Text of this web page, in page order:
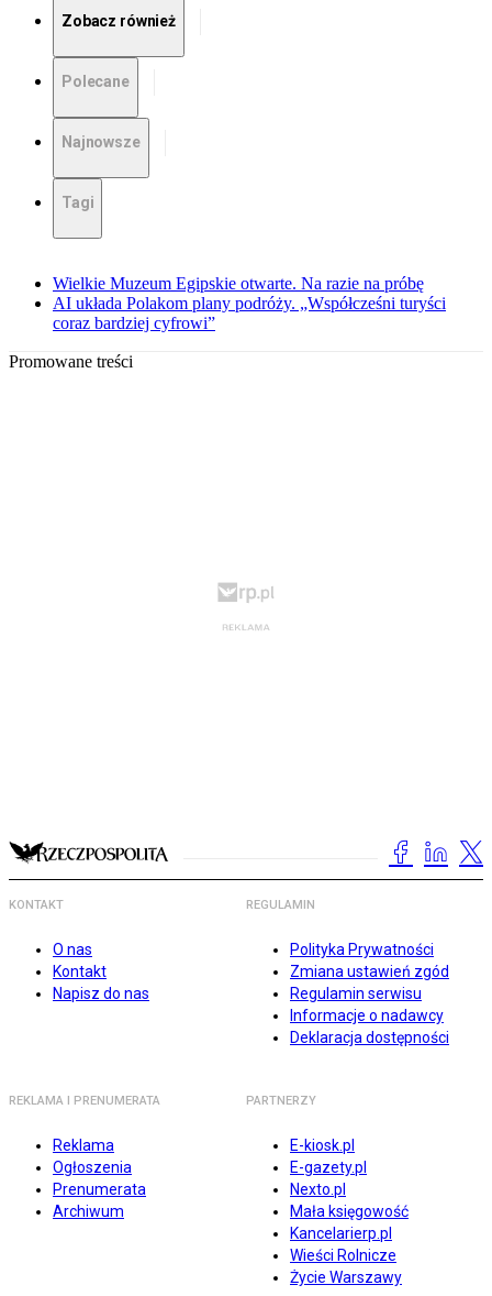
Zobacz również
Polecane
Najnowsze
Tagi
Wielkie Muzeum Egipskie otwarte. Na razie na próbę
AI układa Polakom plany podróży. „Współcześni turyści
coraz bardziej cyfrowi”
Promowane treści
KONTAKT
O nas
Kontakt
Napisz do nas
REGULAMIN
Polityka Prywatności
Zmiana ustawień zgód
Regulamin serwisu
Informacje o nadawcy
Deklaracja dostępności
REKLAMA I PRENUMERATA
Reklama
Ogłoszenia
Prenumerata
Archiwum
PARTNERZY
E-kiosk.pl
E-gazety.pl
Nexto.pl
Mała księgowość
Kancelarierp.pl
Wieści Rolnicze
Życie Warszawy